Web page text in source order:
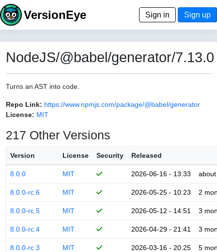
VersionEye Sign in Sign up
NodeJS/@babel/generator/7.13.0
Turns an AST into code.
Repo Link: https://www.npmjs.com/package/@babel/generator
License: MIT
217 Other Versions
Version License Security Released
8.0.0 MIT 2026-06-16 - 13:33
8.0.0-rc.6 MIT 2026-05-25 - 10:23 2
8.0.0-rc.5 MIT 2026-05-12 - 14:51 3
8.0.0-rc.4 MIT 2026-04-29 - 21:41 3
8.0.0-rc.3 MIT 2026-03-16 - 20:25 5